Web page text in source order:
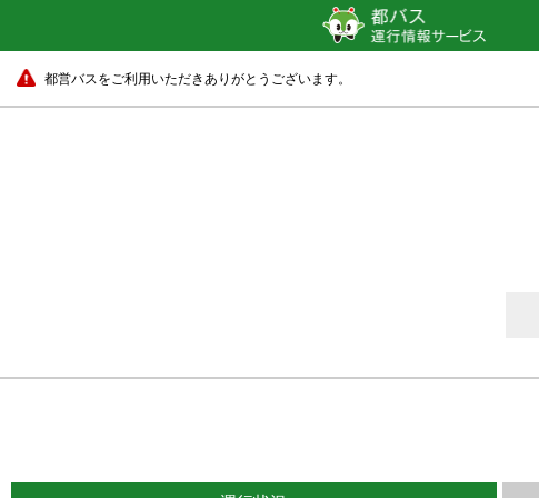
都営バスをご利用いただきありがとうございます。